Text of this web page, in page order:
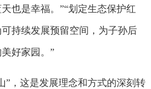
也是幸福。”“划定生态保护红
持续发展预留空间，为子孙后
好家园。”
这是发展理念和方式的深刻转